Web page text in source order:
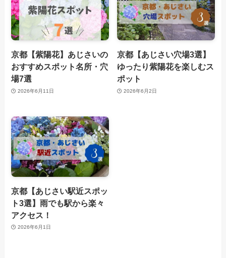
京都【紫陽花】あじさいの
おすすめスポット名所・穴
場7選
2026年6月11日
京都【あじさい穴場3選】
ゆったり紫陽花を楽しむス
ポット
2026年6月2日
京都【あじさい駅近スポッ
ト3選】雨でも駅から楽々
アクセス！
2026年6月1日